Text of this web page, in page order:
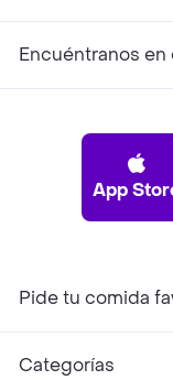
Encuéntranos en
App
Pide tu comida
Categorías